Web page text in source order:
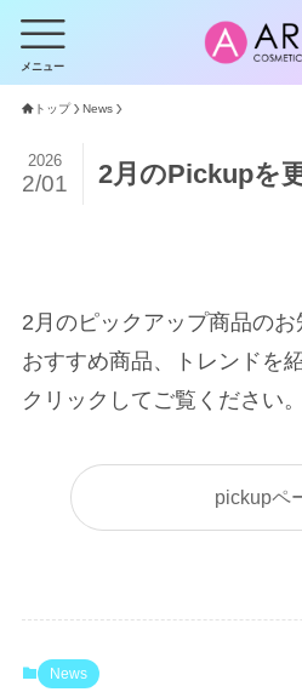
メニュー
トップ News
2月のPickupを
2026
2/01
2月のピックアップ商品のお
おすすめ商品、トレンドを紹
クリックしてご覧ください。
pickupペ
News